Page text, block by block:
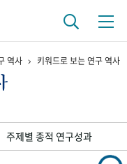
역사 키워드로 보는 연구 역사
주제별 종적 연구성과